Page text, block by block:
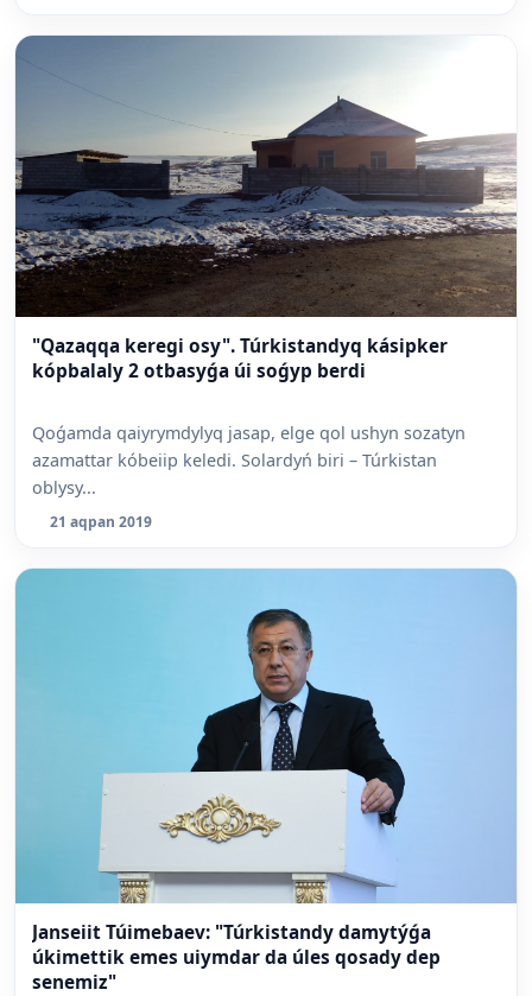
"Qazaqqa keregi osy". Túrkistandyq kásipker
kópbalaly 2 otbasyǵa úi soǵyp berdi
Qoǵamda qaiyrymdylyq jasap, elge qol ushyn sozatyn
azamattar kóbeiip keledi. Solardyń biri – Túrkistan
oblysy...
21 aqpan 2019
Janseiit Túimebaev: "Túrkistandy damytýǵa
úkimettik emes uiymdar da úles qosady dep
senemiz"